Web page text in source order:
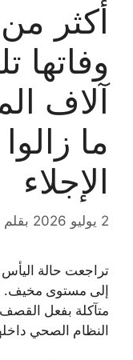
أكثر
وفاتها
آلاف
ما
الإجلاء
2 يوليو 2026 بقلم
تراجعت حالة
إلى مستوى مخيف.
متآكلة بفعل القصف
النظام الصحي